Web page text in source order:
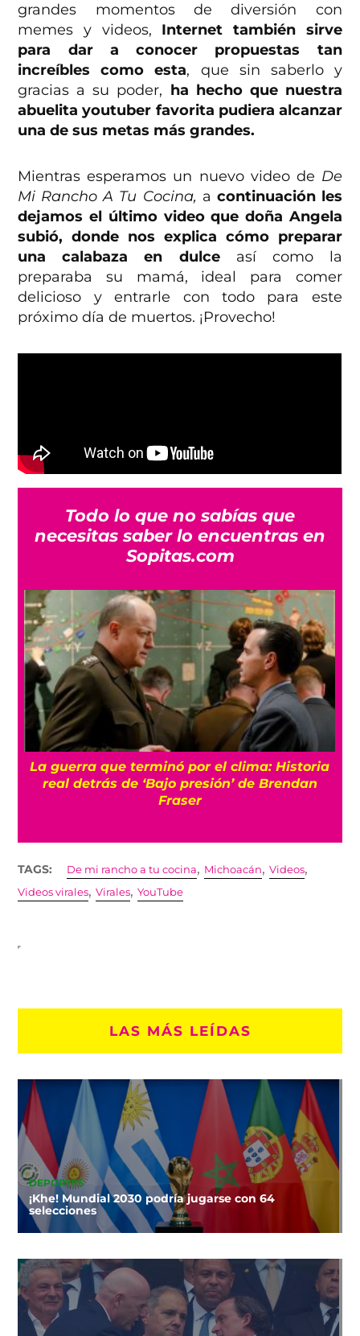
grandes momentos de diversión con
memes y videos, Internet también sirve
para dar a conocer propuestas tan
increíbles como esta, que sin saberlo y
gracias a su poder, ha hecho que nuestra
abuelita youtuber favorita pudiera alcanzar
una de sus metas más grandes.
Mientras esperamos un nuevo video de De
Mi Rancho A Tu Cocina, a continuación les
dejamos el último video que doña Angela
subió, donde nos explica cómo preparar
una calabaza en dulceasí como la
preparaba su mamá, ideal para comer
delicioso y entrarle con todo para este
próximo día de muertos. ¡Provecho!
Todo lo que no sabías que
necesitas saber lo encuentras en
Sopitas.com
La guerra que terminó por el clima: Historia
real detrás de ‘Bajo presión’ de Brendan
Fraser
TAGS: De mi rancho a tu cocina, Michoacán,Videos,
Videos virales,Virales,YouTube
LAS MÁS LEÍDAS
DEPORTES
¡Khe! Mundial 2030 podría jugarse con 64
selecciones